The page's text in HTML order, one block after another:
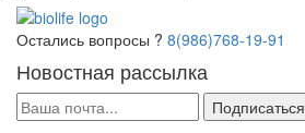
Остались вопросы ? 8(986)768-19-91
Новостная рассылка
Подписаться